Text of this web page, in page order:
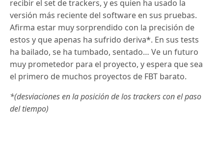
recibir el set de trackers, y es quien ha usado la
versión más reciente del software en sus pruebas.
Afirma estar muy sorprendido con la precisión de
estos y que apenas ha sufrido deriva*. En sus tests
ha bailado, se ha tumbado, sentado… Ve un futuro
muy prometedor para el proyecto, y espera que sea
el primero de muchos proyectos de FBT barato.
*(desviaciones en la posición de los trackers con el paso
del tiempo)